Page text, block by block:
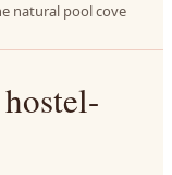
natural pool cove